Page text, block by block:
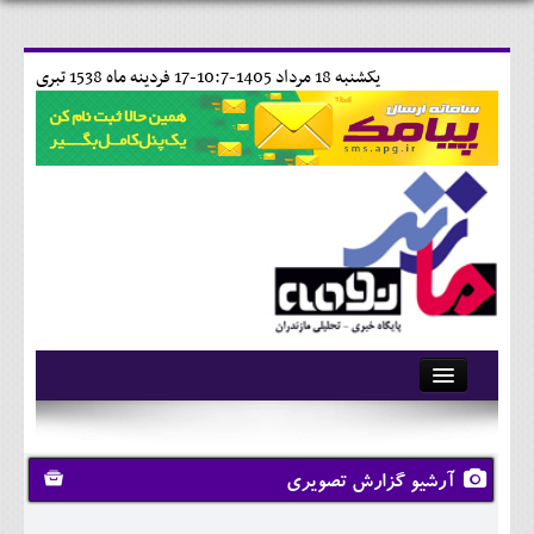
17 فردينه ماه 1538 تبری يکشنبه 18 مرداد 1405-10:7-
آرشیو
تماس با ما
وبلاگ
آرشیو گزارش تصویری